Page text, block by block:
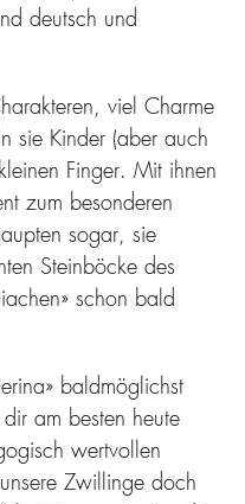
deutsch und
viel Charme
sie Kinder (aber auch
Finger. Mit ihnen
zum besonderen
sogar, sie
Steinböcke des
schon bald
baldmöglichst
am besten heute
wertvollen
Zwillinge doch